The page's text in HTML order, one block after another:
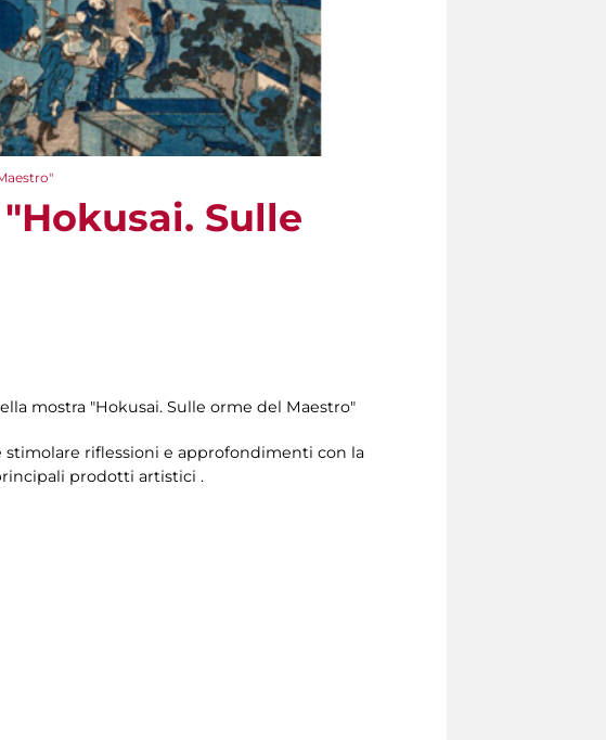
Sulle
mostra "Hokusai. Sulle orme del Maestro"
stimolare riflessioni e approfondimenti con la
prodotti artistici .